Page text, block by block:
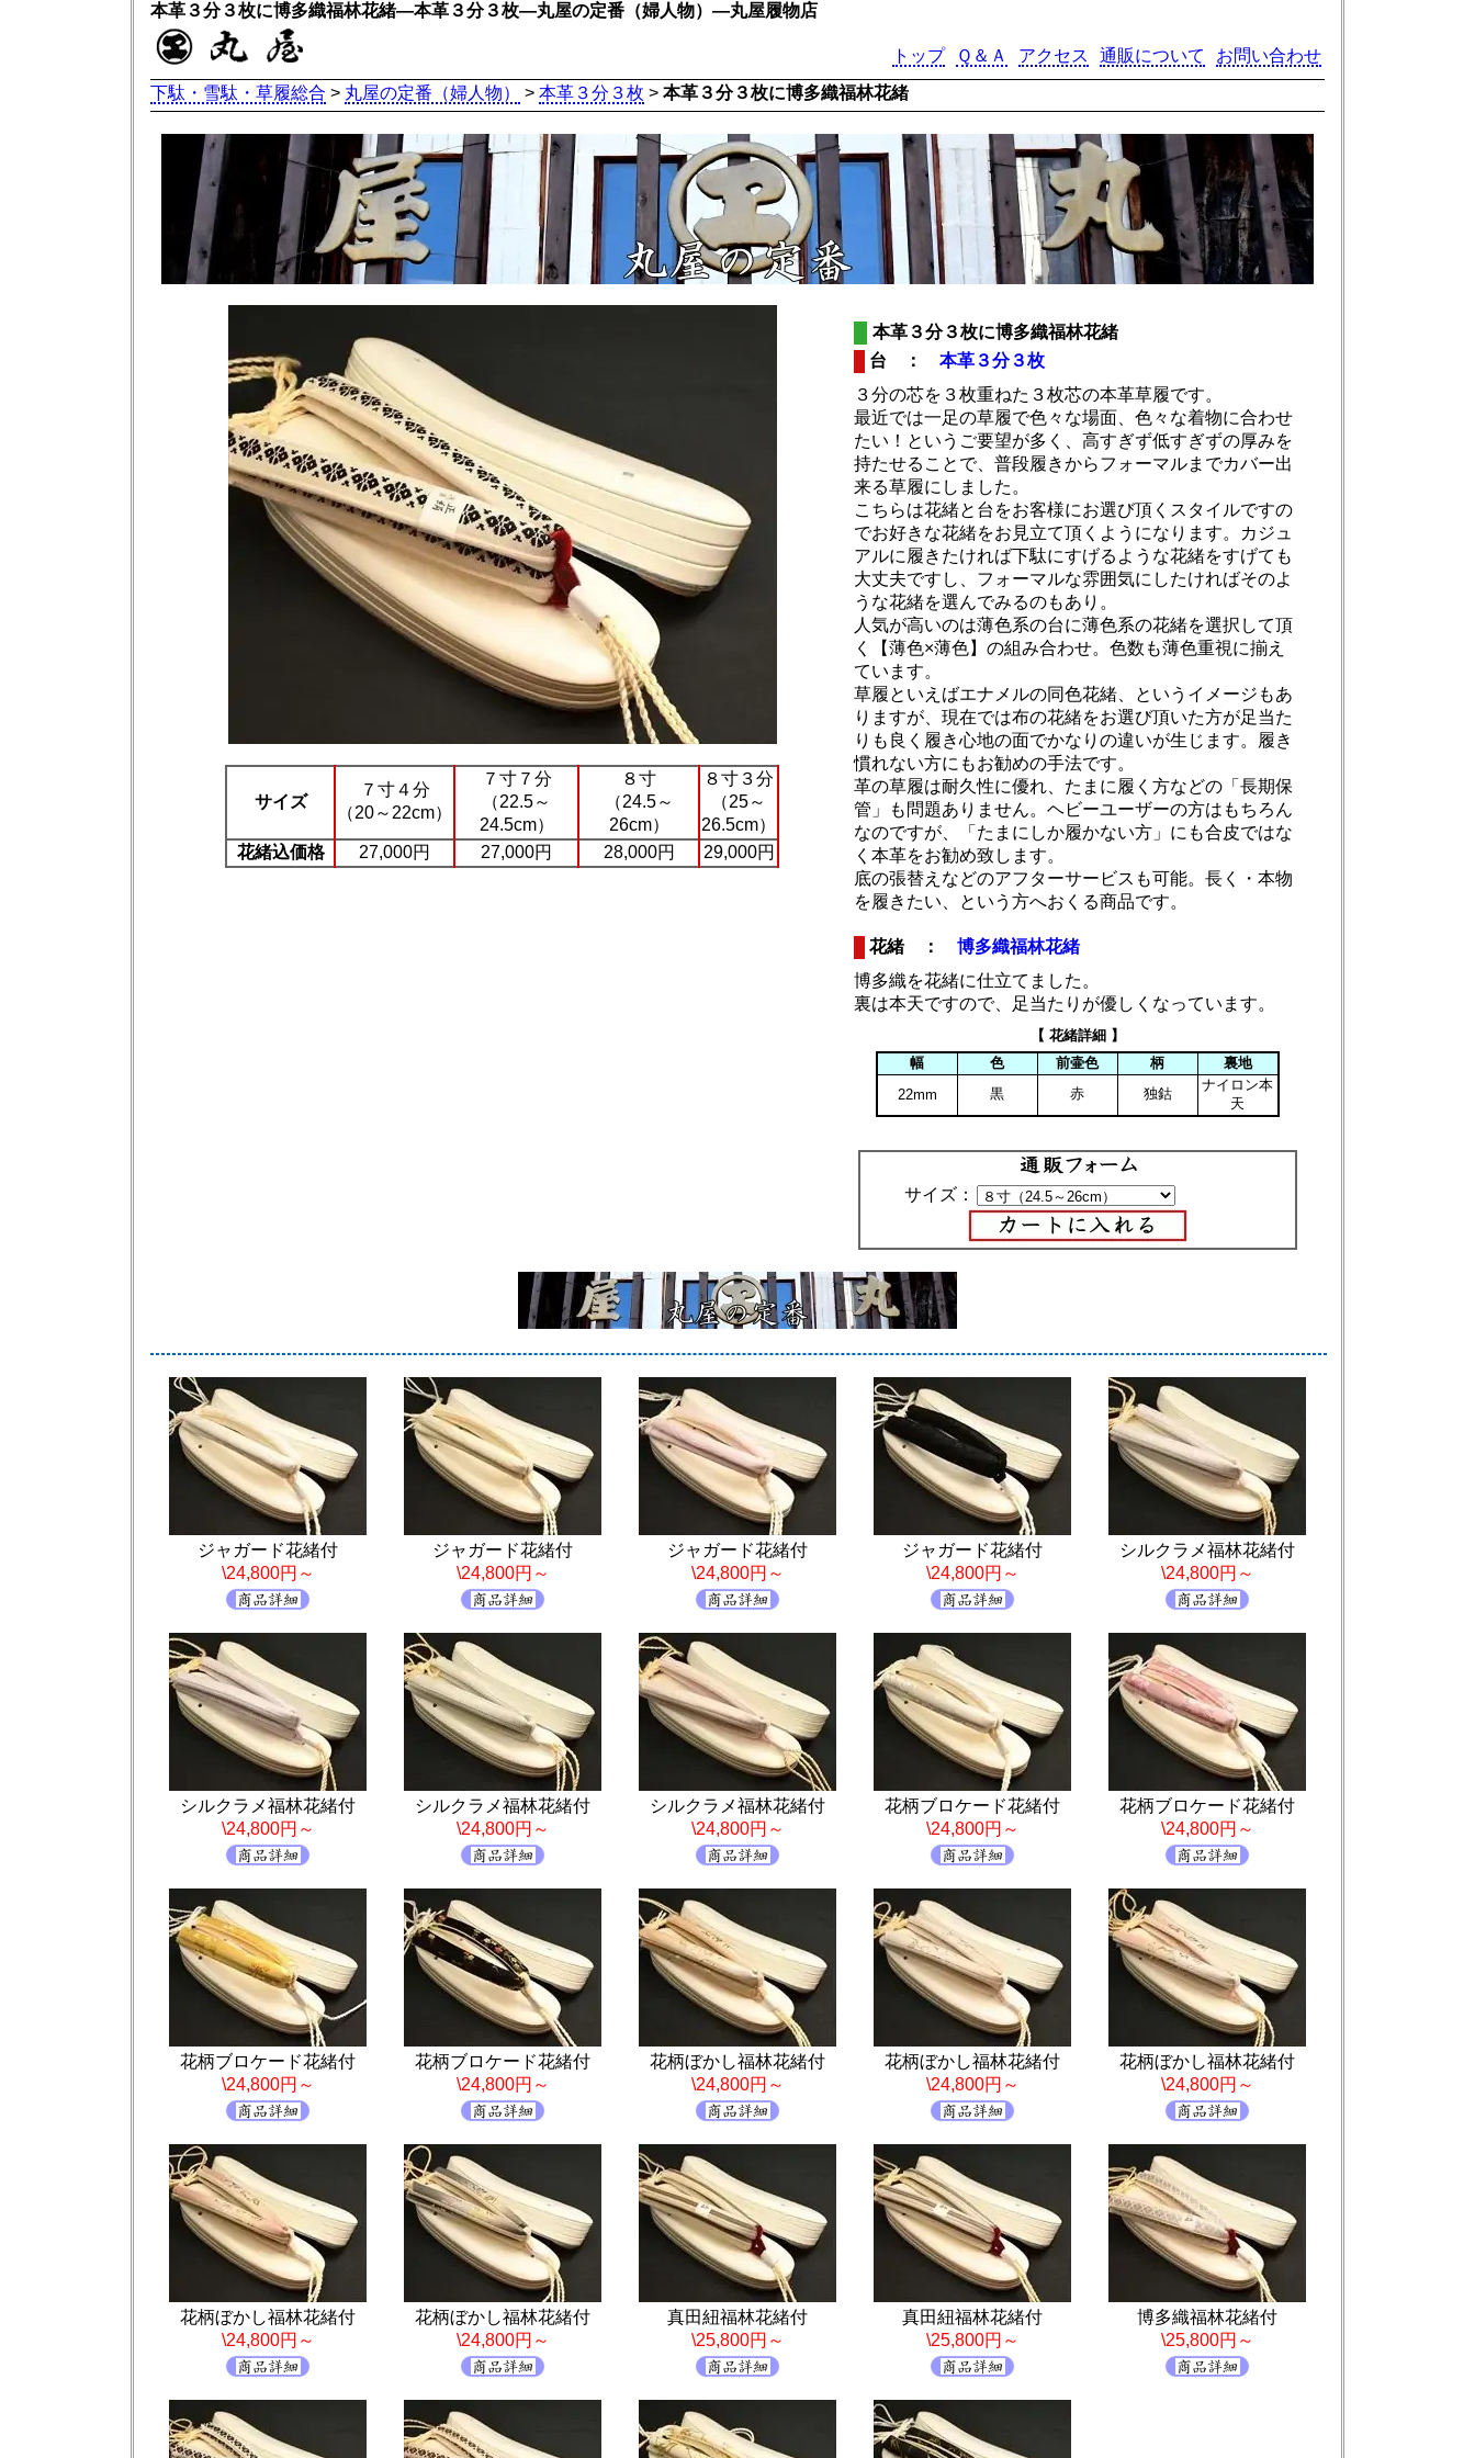
本革３分３枚に博多織福林花緒―本革３分３枚―丸屋の定番（婦人物）―丸屋履物店
トップ Ｑ＆Ａ アクセス 通販について
お問い合わせ
下駄・雪駄・草履総合 > 丸屋の定番（婦人物） > 本革３分３枚 > 本革３分３枚に博多織福林花緒
サイズ
７寸４分
（20～22cm）
７寸７分
（22.5～
24.5cm）
８寸
（24.5～
26cm）
８寸３分
（25～
26.5cm）
花緒込価格
27,000円 27,000円 28,000円 29,000円
本革３分３枚に博多織福林花緒
台 ：本革３分３枚
３分の芯を３枚重ねた３枚芯の本革草履です。
最近では一足の草履で色々な場面、色々な着物に合わせ
たい！というご要望が多く、高すぎず低すぎずの厚みを
持たせることで、普段履きからフォーマルまでカバー出
来る草履にしました。
こちらは花緒と台をお客様にお選び頂くスタイルですの
でお好きな花緒をお見立て頂くようになります。カジュ
アルに履きたければ下駄にすげるような花緒をすげても
大丈夫ですし、フォーマルな雰囲気にしたければそのよ
うな花緒を選んでみるのもあり。
人気が高いのは薄色系の台に薄色系の花緒を選択して頂
く【薄色×薄色】の組み合わせ。色数も薄色重視に揃え
ています。
草履といえばエナメルの同色花緒、というイメージもあ
りますが、現在では布の花緒をお選び頂いた方が足当た
りも良く履き心地の面でかなりの違いが生じます。履き
慣れない方にもお勧めの手法です。
革の草履は耐久性に優れ、たまに履く方などの「長期保
管」も問題ありません。ヘビーユーザーの方はもちろん
なのですが、「たまにしか履かない方」にも合皮ではな
く本革をお勧め致します。
底の張替えなどのアフターサービスも可能。長く・本物
を履きたい、という方へおくる商品です。
花緒 ：博多織福林花緒
博多織を花緒に仕立てました。
裏は本天ですので、足当たりが優しくなっています。
【 花緒詳細 】
幅
色 前壷色 柄
裏地
22mm
黒 赤 独鈷
ナイロン本
天
サイズ：
ジャガード花緒付
\24,800円～
ジャガード花緒付
\24,800円～
ジャガード花緒付
\24,800円～
ジャガード花緒付
\24,800円～
シルクラメ福林花緒付
\24,800円～
シルクラメ福林花緒付
\24,800円～
シルクラメ福林花緒付
\24,800円～
シルクラメ福林花緒付
\24,800円～
花柄ブロケード花緒付
\24,800円～
花柄ブロケード花緒付
\24,800円～
花柄ブロケード花緒付
\24,800円～
花柄ブロケード花緒付
\24,800円～
花柄ぼかし福林花緒付
\24,800円～
花柄ぼかし福林花緒付
\24,800円～
花柄ぼかし福林花緒付
\24,800円～
花柄ぼかし福林花緒付
\24,800円～
花柄ぼかし福林花緒付
\24,800円～
真田紐福林花緒付
\25,800円～
真田紐福林花緒付
\25,800円～
博多織福林花緒付
\25,800円～